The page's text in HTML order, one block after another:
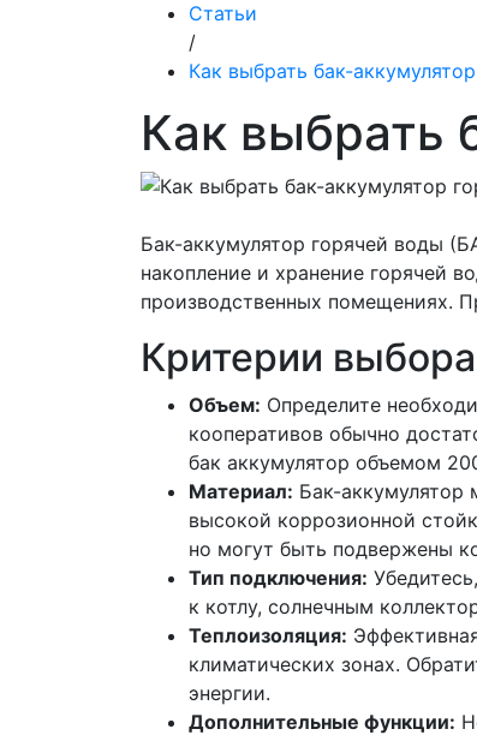
Статьи
/
Как выбрать бак-
Как выбрать
Бак-аккумулятор горячей воды
накопление и хранение горячей
производственных помещениях.
Критерии
Объем: Определите
кооперативов обычно
бак аккумулятор объемом
Материал: Бак-
высокой коррозионной
но могут быть подвержены
Тип подключения:
к котлу, солнечным
Теплоизоляция:
климатических зонах.
энергии.
Дополнительные функции: